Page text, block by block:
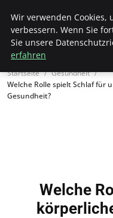
Wk Institut
Startseite
Gesundheit
Welche Rolle spielt Schlaf für
Gesundheit?
Welche
Wir verwenden Cookies,
verbessern. Wenn Sie
Sie unsere
erfahren